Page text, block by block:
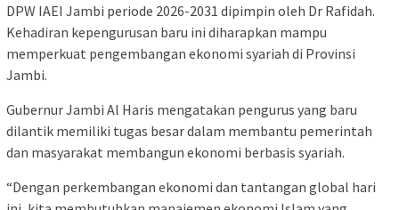
DPW IAEI Jambi periode 2026-2031 dipimpin oleh Dr Rafidah.
Kehadiran kepengurusan baru ini diharapkan mampu
memperkuat pengembangan ekonomi syariah di Provinsi
Jambi.
Gubernur Jambi Al Haris mengatakan pengurus yang baru
dilantik memiliki tugas besar dalam membantu pemerintah
dan masyarakat membangun ekonomi berbasis syariah.
“Dengan perkembangan ekonomi dan tantangan global hari